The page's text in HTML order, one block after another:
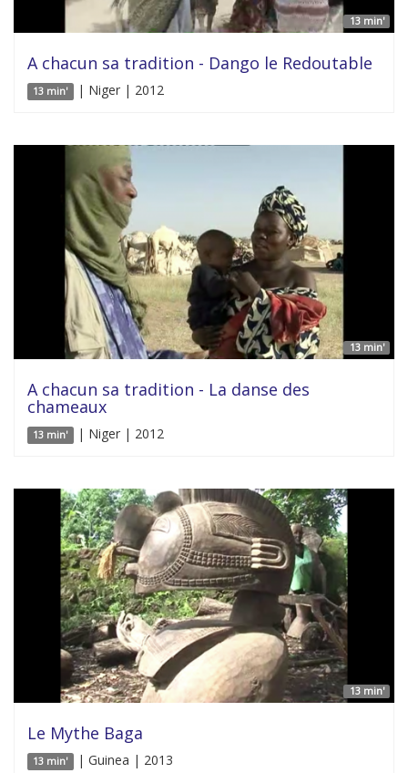
13 min'
A chacun sa tradition - Dango le Redoutable
13 min' | Niger | 2012
13 min'
A chacun sa tradition - La danse des
chameaux
13 min' | Niger | 2012
13 min'
Le Mythe Baga
13 min' | Guinea | 2013